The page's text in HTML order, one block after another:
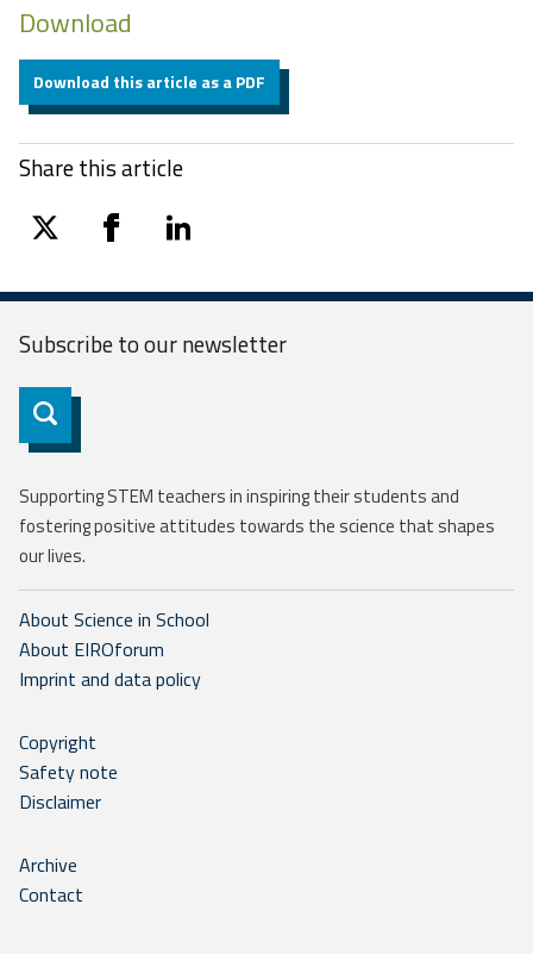
Download
Download this article as a PDF
Share this article
twitter facebooklinkedin
Subscribe to ournewsletter
Subscribe
Supporting STEM teachers in inspiring their students and
fostering positive attitudes towards the science that shapes
our lives.
About Science in School
About EIROforum
Imprint and data policy
Copyright
Safety note
Disclaimer
Archive
Contact